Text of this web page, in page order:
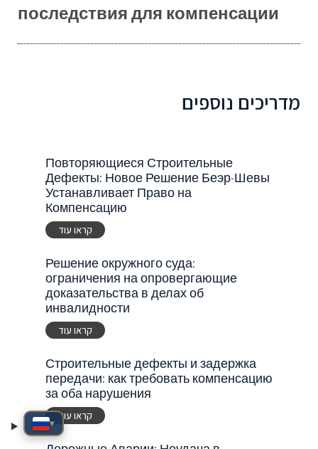
последствия для компенсации
מדריכים נוספים
Повторяющиеся Строительные
Дефекты: Новое Решение Беэр-Шевы
Устанавливает Право на
Компенсацию
קראו עוד
Решение окружного суда:
ограничения на опровергающие
доказательства в делах об
инвалидности
קראו עוד
Строительные дефекты и задержка
передачи: как требовать компенсацию
за оба нарушения
קראו עוד
▾